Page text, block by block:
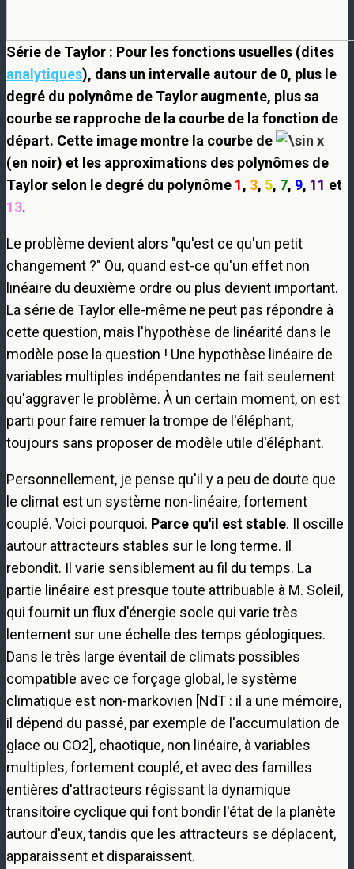
Série de Taylor : Pour les fonctions usuelles (dites
analytiques), dans un intervalle autour de 0, plus le
degré du polynôme de Taylor augmente, plus sa
courbe se rapproche de la courbe de la fonction de
départ. Cette image montre la courbe de
(en noir) et les approximations des polynômes de
Taylor selon le degré du polynôme 1, 3, 5, 7, 9, 11 et
13.
Le problème devient alors "qu'est ce qu'un petit
changement ?" Ou, quand est-ce qu'un effet non
linéaire du deuxième ordre ou plus devient important.
La série de Taylor elle-même ne peut pas répondre à
cette question, mais l'hypothèse de linéarité dans le
modèle pose la question ! Une hypothèse linéaire de
variables multiples indépendantes ne fait seulement
qu'aggraver le problème. À un certain moment, on est
parti pour faire remuer la trompe de l'éléphant,
toujours sans proposer de modèle utile d'éléphant.
Personnellement, je pense qu'il y a peu de doute que
le climat est un système non-linéaire, fortement
couplé. Voici pourquoi. Parce qu'il est stable. Il oscille
autour attracteurs stables sur le long terme. Il
rebondit. Il varie sensiblement au fil du temps. La
partie linéaire est presque toute attribuable à M. Soleil,
qui fournit un flux d'énergie socle qui varie très
lentement sur une échelle des temps géologiques.
Dans le très large éventail de climats possibles
compatible avec ce forçage global, le système
climatique est non-markovien [NdT : il a une mémoire,
il dépend du passé, par exemple de l'accumulation de
glace ou CO2], chaotique, non linéaire, à variables
multiples, fortement couplé, et avec des familles
entières d'attracteurs régissant la dynamique
transitoire cyclique qui font bondir l'état de la planète
autour d'eux, tandis que les attracteurs se déplacent,
apparaissent et disparaissent.